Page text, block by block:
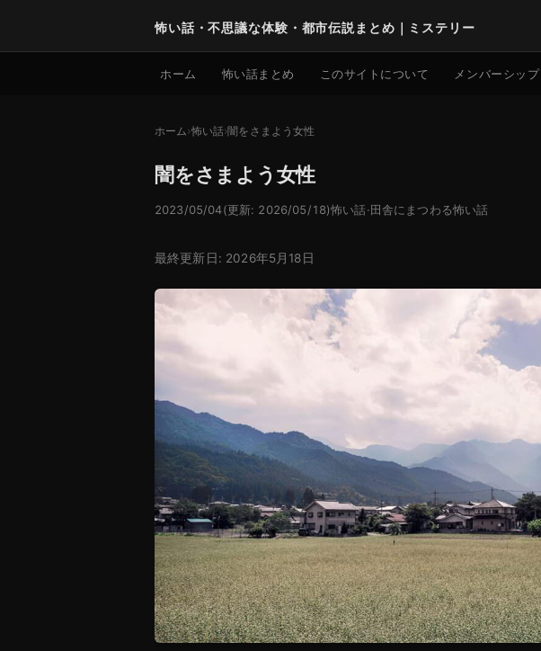
怖い話・不思議な体験・都市伝説まとめ｜ミステリー
ホーム 怖い話まとめ このサイトについて メンバーシップ
ホーム 怖い話 闇をさまよう女性
闇をさまよう女性
2023/05/04(更新: 2026/05/18)怖い話· 田舎にまつわる怖い話
最終更新日: 2026年5月18日